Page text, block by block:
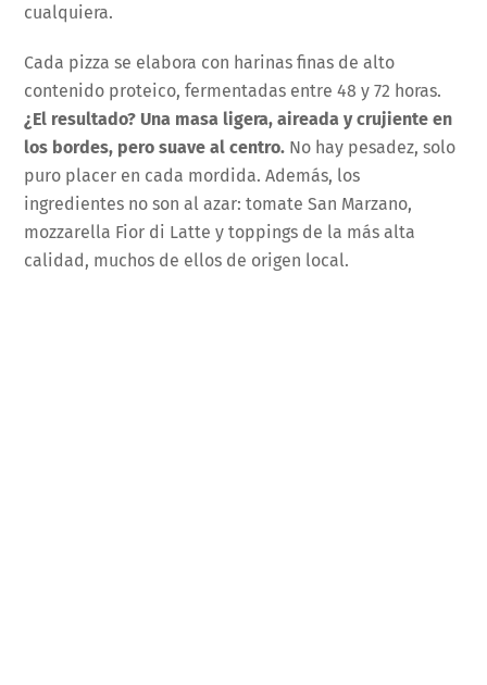
cualquiera.
Cada pizza se elabora con harinas finas de alto
contenido proteico, fermentadas entre 48 y 72 horas.
¿El resultado? Una masa ligera, aireada y crujiente en
los bordes, pero suave al centro. No hay pesadez, solo
puro placer en cada mordida. Además, los
ingredientes no son al azar: tomate San Marzano,
mozzarella Fior di Latte y toppings de la más alta
calidad, muchos de ellos de origen local.